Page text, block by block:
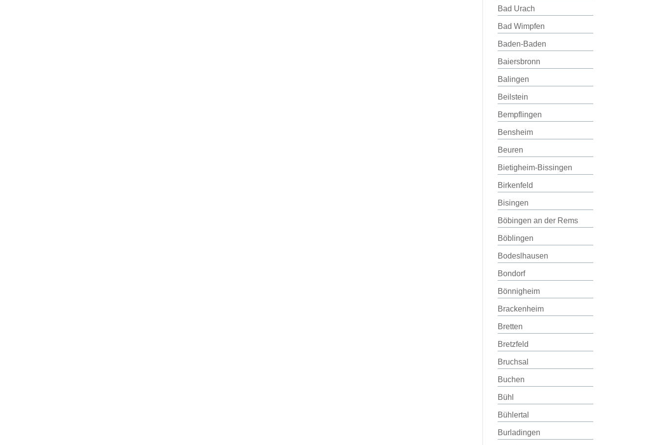
Bad Urach
Bad Wimpfen
Baden-Baden
Baiersbronn
Balingen
Beilstein
Bempflingen
Bensheim
Beuren
Bietigheim-Bissingen
Birkenfeld
Bisingen
Böbingen an der Rems
Böblingen
Bodeslhausen
Bondorf
Bönnigheim
Brackenheim
Bretten
Bretzfeld
Bruchsal
Buchen
Bühl
Bühlertal
Burladingen